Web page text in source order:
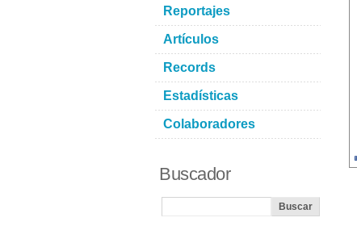
Reportajes
Artículos
Records
Estadísticas
Colaboradores
Buscador